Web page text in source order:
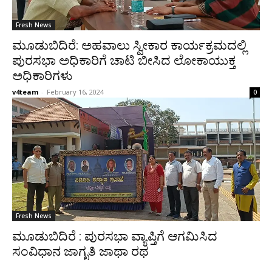
Fresh News
ಮೂಡುಬಿದಿರೆ: ಅಹವಾಲು ಸ್ವೀಕಾರ ಕಾರ್ಯಕ್ರಮದಲ್ಲಿ
ಪುರಸಭಾ ಅಧಿಕಾರಿಗೆ ಚಾಟಿ ಬೀಸಿದ ಲೋಕಾಯುಕ್ತ
ಅಧಿಕಾರಿಗಳು
v4team - February 16, 2024 0
Fresh News
ಮೂಡುಬಿದಿರೆ : ಪುರಸಭಾ ವ್ಯಾಪ್ತಿಗೆ ಆಗಮಿಸಿದ
ಸಂವಿಧಾನ ಜಾಗೃತಿ ಜಾಥಾ ರಥ